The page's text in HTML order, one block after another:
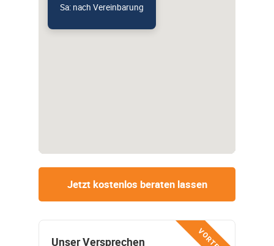
Sa: nach Vereinbarung
Jetzt kostenlos beraten lassen
Unser Versprechen